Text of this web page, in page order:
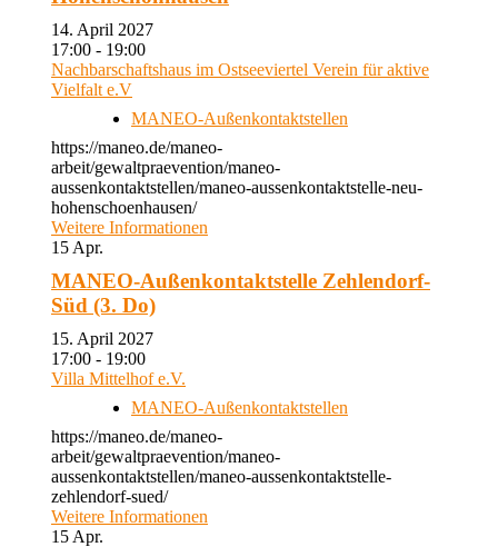
14. April 2027
17:00 - 19:00
Nachbarschaftshaus im Ostseeviertel Verein für aktive
Vielfalt e.V
MANEO-Außenkontaktstellen
https://maneo.de/maneo-
arbeit/gewaltpraevention/maneo-
aussenkontaktstellen/maneo-aussenkontaktstelle-neu-
hohenschoenhausen/
Weitere Informationen
15 Apr.
MANEO-Außenkontaktstelle Zehlendorf-
Süd (3. Do)
15. April 2027
17:00 - 19:00
Villa Mittelhof e.V.
MANEO-Außenkontaktstellen
https://maneo.de/maneo-
arbeit/gewaltpraevention/maneo-
aussenkontaktstellen/maneo-aussenkontaktstelle-
zehlendorf-sued/
Weitere Informationen
15 Apr.